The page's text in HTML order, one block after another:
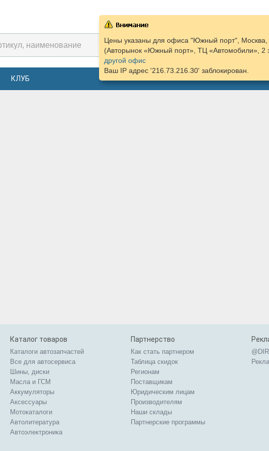
КЛУБ
Цены указаны для офиса "Южный порт", Москва,
(Авторынок «Южный порт», ТЦ «Автомобили», 2
другой офис
Ваш IP адрес '216.73.216.30' заблокирован.
Каталог товаров
Каталоги автозапчастей
Все для автосервиса
Шины, диски
Масла и ГСМ
Аккумуляторы
Аксессуары
Мотокаталоги
Автолитература
Автоэлектроника
Партнерство
Как стать партнером
Таблица скидок
Регионам
Поставщикам
Юридическим лицам
Производителям
Наши склады
Партнерские программы